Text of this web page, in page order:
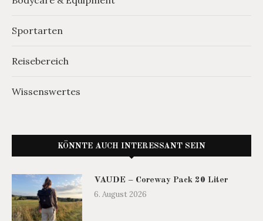
Sportarten
Reisebereich
Wissenswertes
KÖNNTE AUCH INTERESSANT SEIN
VAUDE – Coreway Pack 20 Liter
6. August 2026